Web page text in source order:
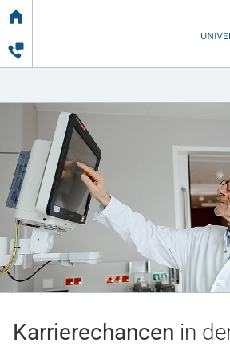
Link
zur
Startseite
Startseite
Kliniken & Einrichtungen
Karrierechancen in